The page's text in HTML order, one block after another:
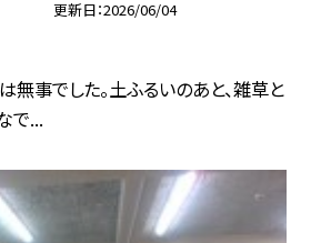
更新日 2026/06/04
無事でした。土ふるいのあと、雑草と
で...